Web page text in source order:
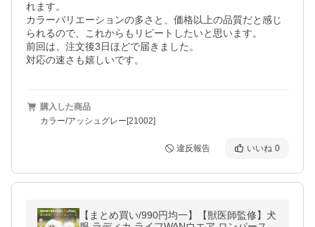
れます。
カラーバリエーションの多さと、価格以上の品質だと感じ
られるので、これからもリピートしたいと思います。
前回は、注文後3日ほどで届きました。
対応の速さも嬉しいです。
購入した商品
カラー/アッシュグレー[21002]
違反報告 いいね 0
【まとめ買い/990円均一】【獣医師監修】犬